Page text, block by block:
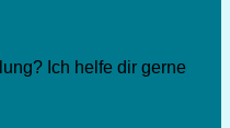
Ich helfe dir gerne